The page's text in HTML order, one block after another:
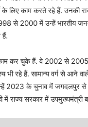
के लिए काम करते रहे हैं.
2000 में उन्‍हें भारतीय जनता
हैं.
काम कर चुके हैं. वे 2002 से
भी रहे हैं. सामान्‍य वर्ग से आने
2023 के चुनाव में जगदलपुर से
में राज्य सरकार में